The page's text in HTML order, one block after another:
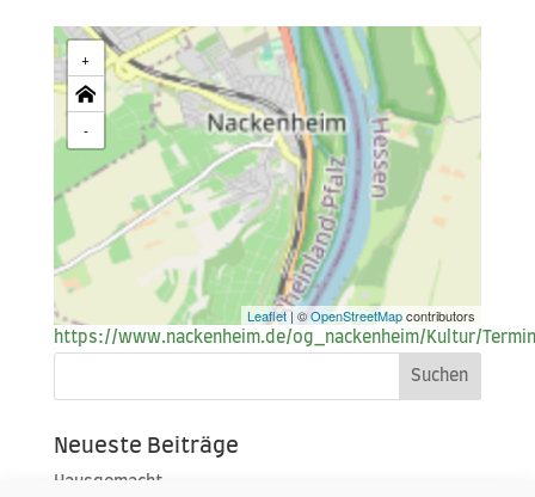
+
-
Leaflet | ©OpenStreetMapcontributors
https://www.nackenheim.de/og_nackenheim/Kultur/
Neueste Beiträge
Hausgemacht